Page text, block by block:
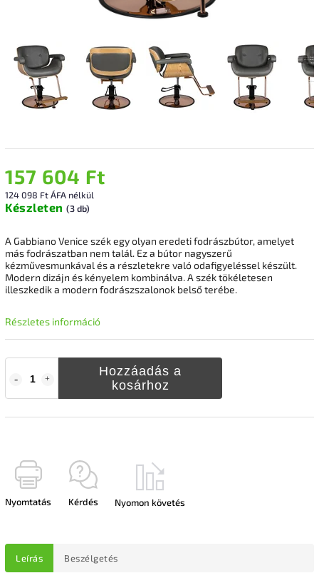
157 604 Ft
124 098 Ft ÁFA nélkül
Készleten (3 db)
Hozzáadás a
kosárhoz
A Gabbiano Venice szék egy olyan eredeti fodrászbútor, amelyet
más fodrászatban nem talál. Ez a bútor nagyszerű
kézművesmunkával és a részletekre való odafigyeléssel készült.
Modern dizájn és kényelem kombinálva. A szék tökéletesen
illeszkedik a modern fodrászszalonok belső terébe.
Részletes információ
Nyomtatás Kérdés Nyomon követés
Leírás Beszélgetés